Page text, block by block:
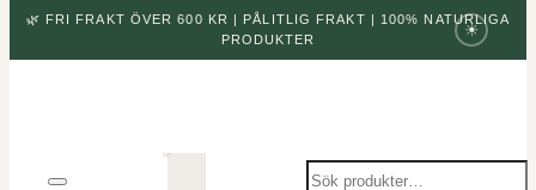
🌿 FRI FRAKT ÖVER 600 KR | PÅLITLIG FRAKT | 100% NATURLIGA
PRODUKTER
☀
Sök